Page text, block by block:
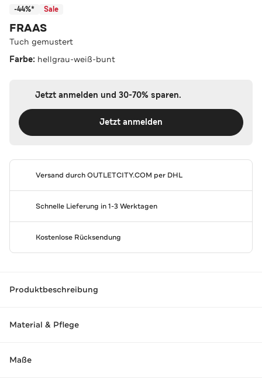
-44%* Sale
FRAAS
Tuch gemustert
Farbe: hellgrau-weiß-bunt
Jetzt anmelden und 30-70% sparen.
Jetzt anmelden
Versand durchOUTLETCITY.COM per DHL
Schnelle Lieferung in 1-3 Werktagen
Kostenlose Rücksendung
Produktbeschreibung
Material & Pflege
Maße